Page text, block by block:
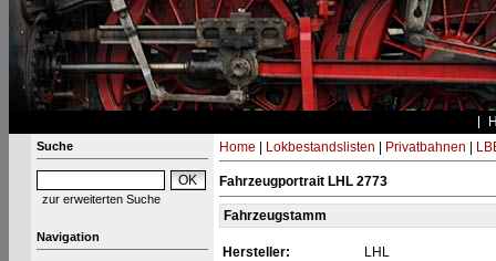
Suche
zur erweiterten Suche
Navigation
Home Lokbestandslisten Privatbahnen
Fahrzeugportrait LHL 2773
Fahrzeugstamm
Hersteller:
LHL